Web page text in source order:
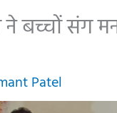
संग
Patel